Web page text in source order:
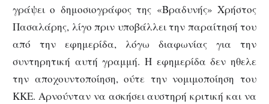
γράψει ο δημοσιογράφος της «Βραδυνής» Χρήστος
Πασαλάρης, λίγο πριν υποβάλλει την παραίτησή του
από την εφημερίδα, λόγω διαφωνίας για την
συντηρητική αυτή γραμμή. Η εφημερίδα δεν ηθελε
την αποχουντοποίηση, ούτε την νομιμοποίηση του
ΚΚΕ. Αρνούνταν να ασκήσει αυστηρή κριτική και να